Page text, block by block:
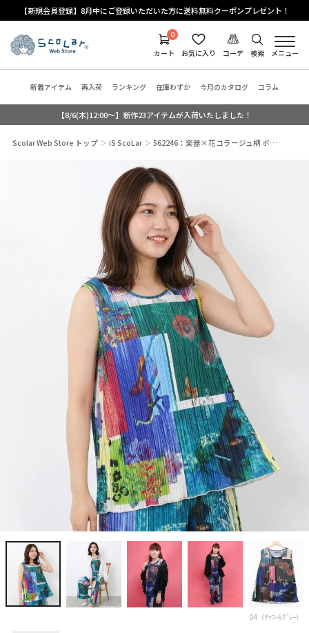
【新規会員登録】8月中にご登録いただいた方に送料無料クーポンプレゼント！
検索
コーデ
お気に入り
0
カート
メニュー
新着アイテム 再入荷 ランキング 在庫わずか 今月のカタログ コラム
【8/6(木)12:00～】新作23アイテムが入荷いたしました！
Scolar Web Store トップ iS ScoLar 562246：楽器×花コラージュ柄 ボ…
04（ﾁｬｺｰﾙｸﾞﾚｰ）